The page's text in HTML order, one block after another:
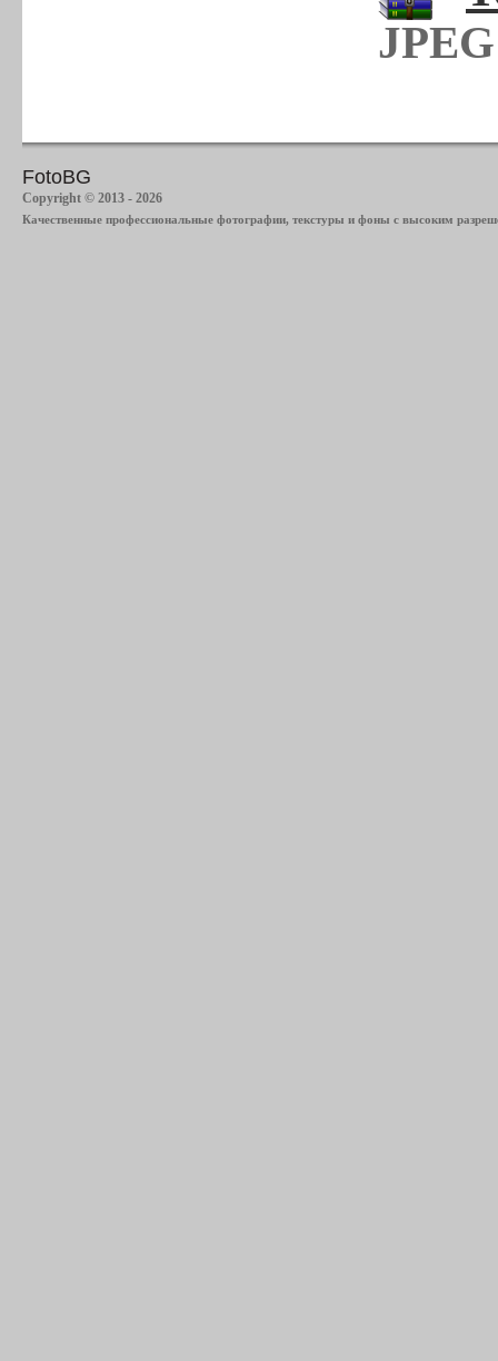
FotoBG
Copyright © 2013 - 2026
Качественные профессиональные фотографии, текстуры и фоны с высоким